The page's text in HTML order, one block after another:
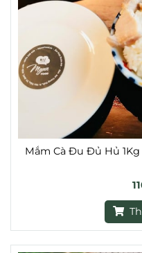
Mắm Cà Đu Đủ Hủ